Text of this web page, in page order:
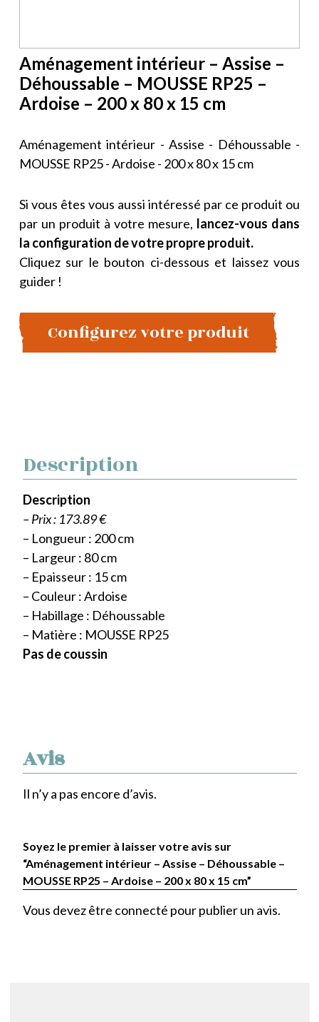
Aménagement intérieur – Assise –
Déhoussable – MOUSSE RP25 –
Ardoise – 200 x 80 x 15 cm
Aménagement intérieur - Assise - Déhoussable -
MOUSSE RP25 - Ardoise - 200 x 80 x 15 cm
Si vous êtes vous aussi intéressé par ce produit ou
par un produit à votre mesure, lancez-vous dans
la configuration de votre propre produit.
Cliquez sur le bouton ci-dessous et laissez vous
guider !
Configurez votre produit
Avis
Il n’y a pas encore d’avis.
Soyez le premier à laisser votre avis sur
“Aménagement intérieur – Assise – Déhoussable –
MOUSSE RP25 – Ardoise – 200 x 80 x 15 cm”
Vous devez être connecté pour publier un avis.
Description
Description
– Prix : 173.89 €
– Longueur : 200 cm
– Largeur : 80 cm
– Epaisseur : 15 cm
– Couleur : Ardoise
– Habillage : Déhoussable
– Matière : MOUSSE RP25
Pas de coussin